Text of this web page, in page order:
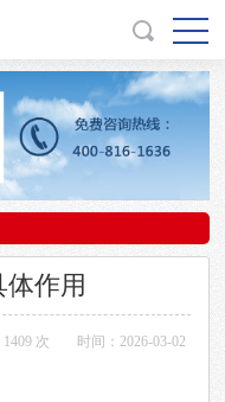
作用
1409 次
时间：2026-03-02